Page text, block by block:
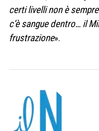
certi livelli non è
c’è sangue dentro… il
frustrazione».